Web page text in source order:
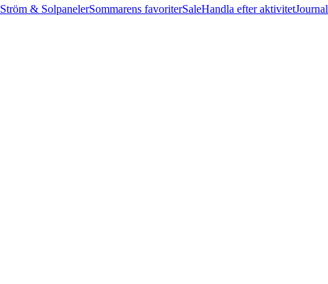
Ström & SolpanelerSommarens favoriterSaleHandla efter aktivitetJournal